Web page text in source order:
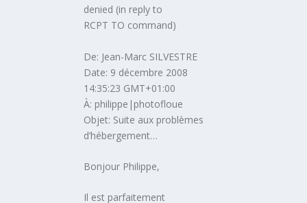
denied (in reply to
RCPT TO command)
De: Jean-Marc SILVESTRE
Date: 9 décembre 2008
14:35:23 GMT+01:00
À: philippe|photofloue
Objet: Suite aux problèmes
d’hébergement…
Bonjour Philippe,
Il est parfaitement